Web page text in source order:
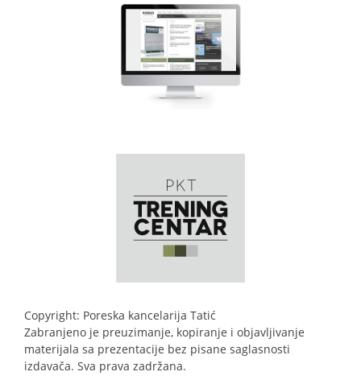
Copyright: Poreska kancelarija Tatić
Zabranjeno je preuzimanje, kopiranje i objavljivanje
materijala sa prezentacije bez pisane saglasnosti
izdavača. Sva prava zadržana.